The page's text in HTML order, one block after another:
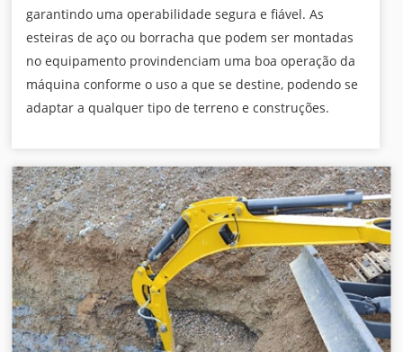
garantindo uma operabilidade segura e fiável. As
esteiras de aço ou borracha que podem ser montadas
no equipamento provindenciam uma boa operação da
máquina conforme o uso a que se destine, podendo se
adaptar a qualquer tipo de terreno e construções.